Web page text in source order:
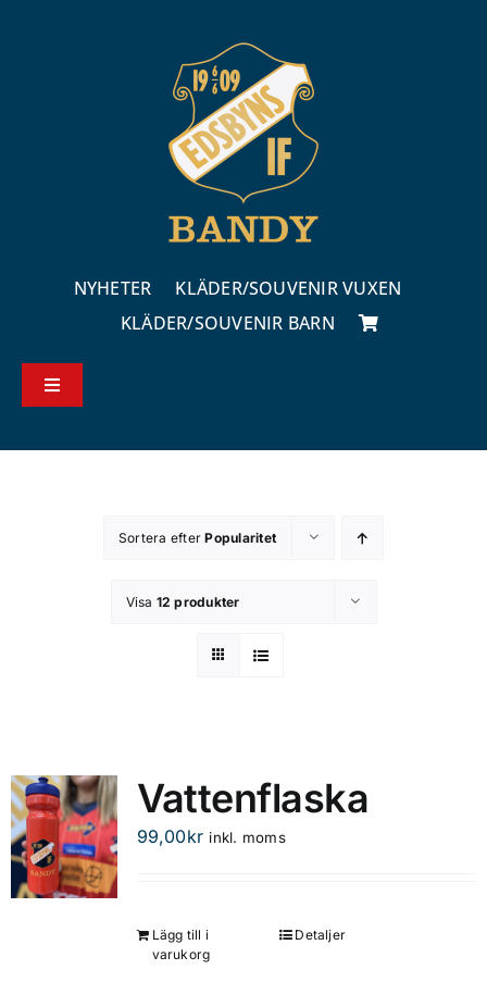
NYHETER
KLÄDER/SOUVENIR VUXEN
KLÄDER/SOUVENIR BARN
Toggle
Sortera efterPopularitet
Visa 12 produkter
Vattenflaska
99,00kr inkl. moms
Lägg till i
varukorg
Detaljer